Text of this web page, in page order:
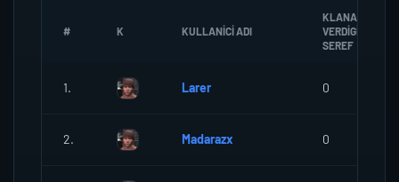
# K KULLANICI ADI
KLANA
VERDIGI
SEREF
1. Larer 0
2. Madarazx 0